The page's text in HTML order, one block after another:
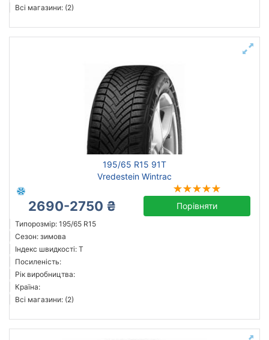
Всі магазини: (2)
195/65 R15 91T
Vredestein Wintrac
2690-2750 ₴ Порівняти
Типорозмір: 195/65 R15
Сезон: зимова
Індекс швидкості: T
Посиленість:
Рік виробництва:
Країна:
Всі магазини: (2)